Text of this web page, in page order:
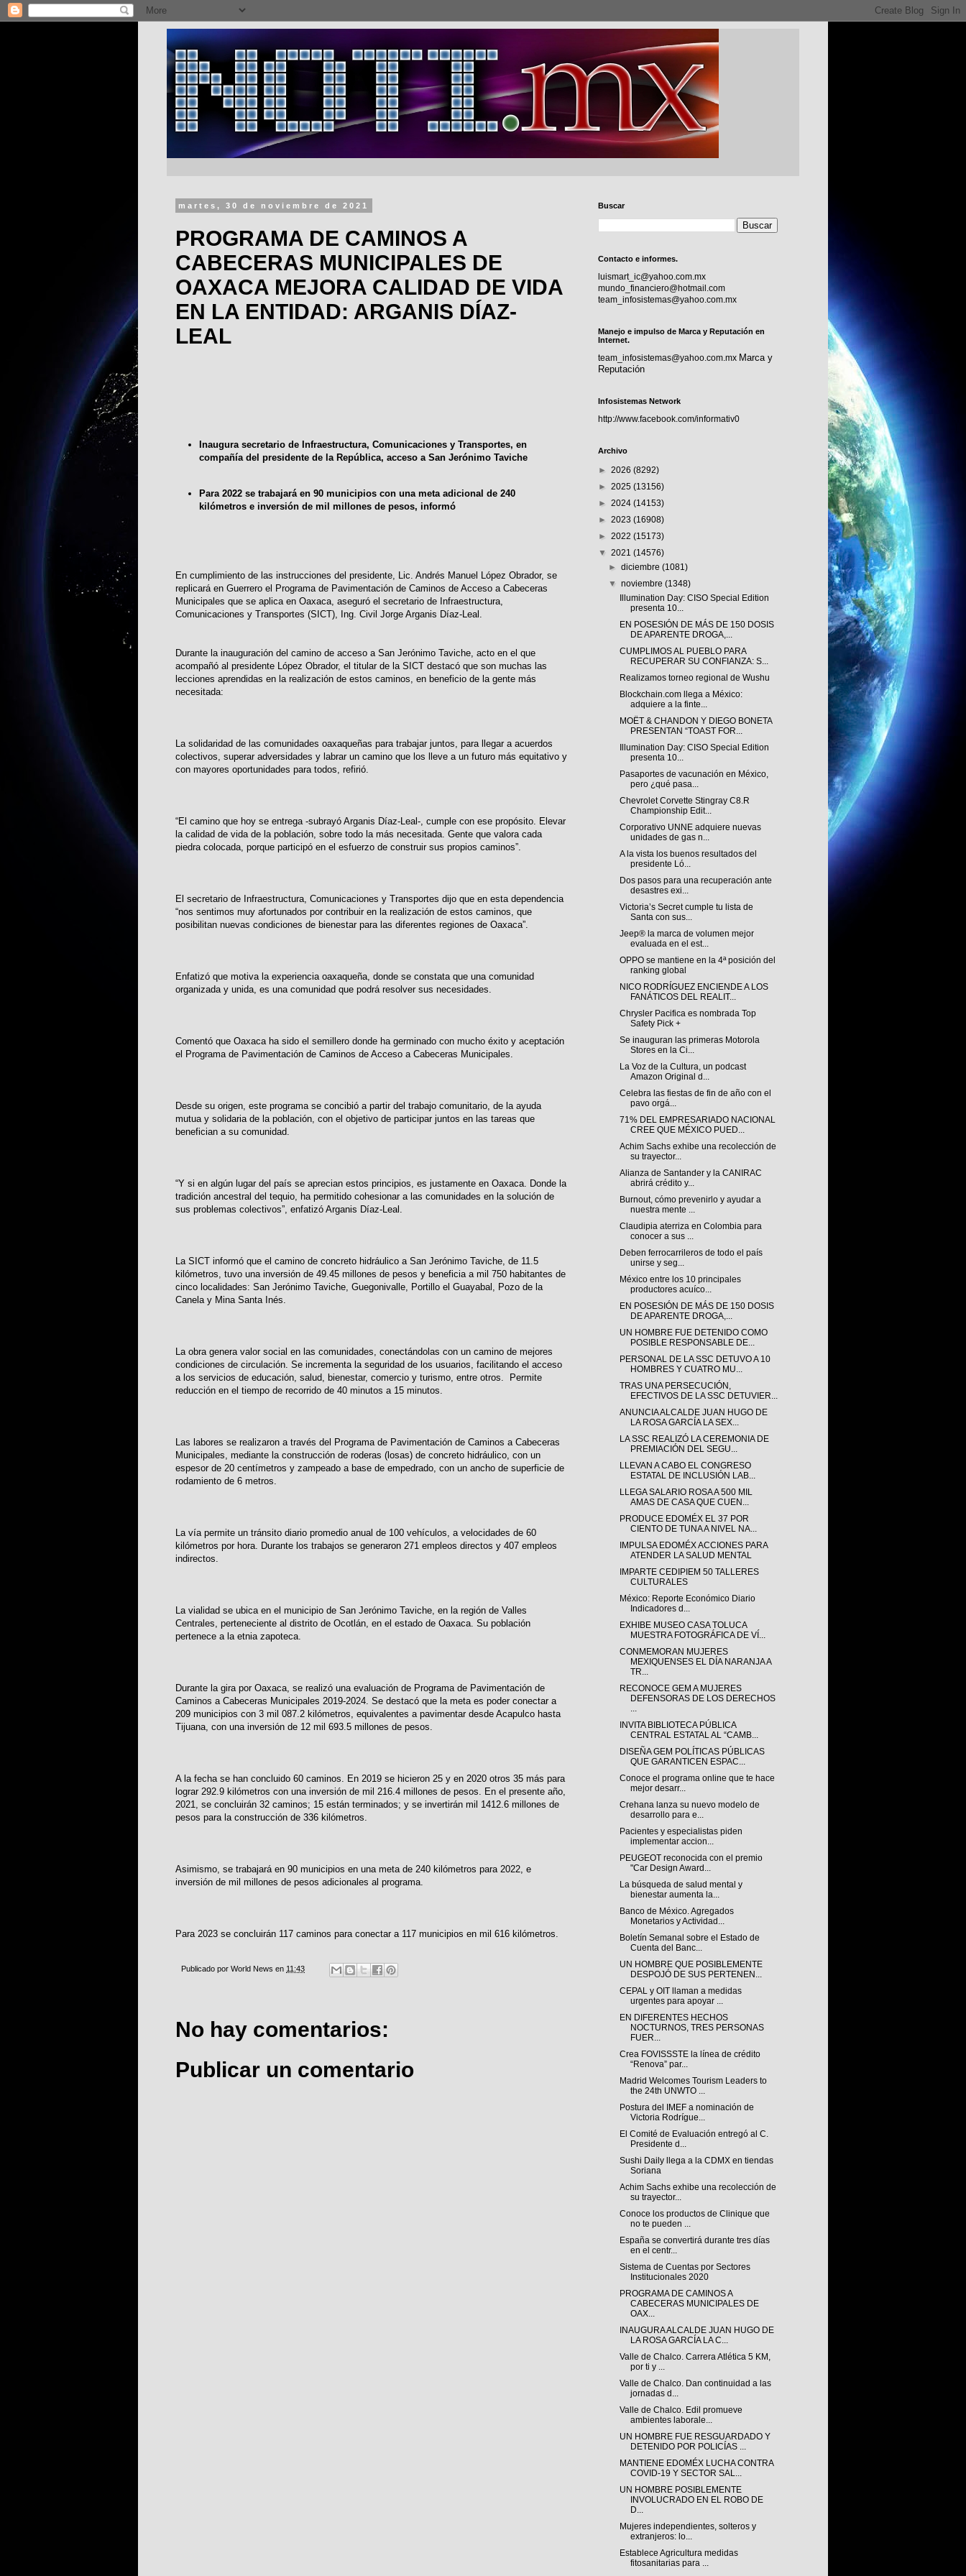
martes, 30 de noviembre de 2021
PROGRAMA DE CAMINOS A
CABECERAS MUNICIPALES DE
OAXACA MEJORA CALIDAD DE VIDA
EN LA ENTIDAD: ARGANIS DÍAZ-
LEAL
Inaugura secretario de Infraestructura, Comunicaciones y Transportes, en
compañía del presidente de la República, acceso a San Jerónimo Taviche
Para 2022 se trabajará en 90 municipios con una meta adicional de 240
kilómetros e inversión de mil millones de pesos, informó
En cumplimiento de las instrucciones del presidente, Lic. Andrés Manuel López Obrador, se
replicará en Guerrero el Programa de Pavimentación de Caminos de Acceso a Cabeceras
Municipales que se aplica en Oaxaca, aseguró el secretario de Infraestructura,
Comunicaciones y Transportes (SICT), Ing. Civil Jorge Arganis Díaz-Leal.
Durante la inauguración del camino de acceso a San Jerónimo Taviche, acto en el que
acompañó al presidente López Obrador, el titular de la SICT destacó que son muchas las
lecciones aprendidas en la realización de estos caminos, en beneficio de la gente más
necesitada:
La solidaridad de las comunidades oaxaqueñas para trabajar juntos, para llegar a acuerdos
colectivos, superar adversidades y labrar un camino que los lleve a un futuro más equitativo y
con mayores oportunidades para todos, refirió.
“El camino que hoy se entrega -subrayó Arganis Díaz-Leal-, cumple con ese propósito. Elevar
la calidad de vida de la población, sobre todo la más necesitada. Gente que valora cada
piedra colocada, porque participó en el esfuerzo de construir sus propios caminos”.
El secretario de Infraestructura, Comunicaciones y Transportes dijo que en esta dependencia
“nos sentimos muy afortunados por contribuir en la realización de estos caminos, que
posibilitan nuevas condiciones de bienestar para las diferentes regiones de Oaxaca”.
Enfatizó que motiva la experiencia oaxaqueña, donde se constata que una comunidad
organizada y unida, es una comunidad que podrá resolver sus necesidades.
Comentó que Oaxaca ha sido el semillero donde ha germinado con mucho éxito y aceptación
el Programa de Pavimentación de Caminos de Acceso a Cabeceras Municipales.
Desde su origen, este programa se concibió a partir del trabajo comunitario, de la ayuda
mutua y solidaria de la población, con el objetivo de participar juntos en las tareas que
benefician a su comunidad.
“Y si en algún lugar del país se aprecian estos principios, es justamente en Oaxaca. Donde la
tradición ancestral del tequio, ha permitido cohesionar a las comunidades en la solución de
sus problemas colectivos”, enfatizó Arganis Díaz-Leal.
La SICT informó que el camino de concreto hidráulico a San Jerónimo Taviche, de 11.5
kilómetros, tuvo una inversión de 49.45 millones de pesos y beneficia a mil 750 habitantes de
cinco localidades: San Jerónimo Taviche, Guegonivalle, Portillo el Guayabal, Pozo de la
Canela y Mina Santa Inés.
La obra genera valor social en las comunidades, conectándolas con un camino de mejores
condiciones de circulación. Se incrementa la seguridad de los usuarios, facilitando el acceso
a los servicios de educación, salud, bienestar, comercio y turismo, entre otros. Permite
reducción en el tiempo de recorrido de 40 minutos a 15 minutos.
Las labores se realizaron a través del Programa de Pavimentación de Caminos a Cabeceras
Municipales, mediante la construcción de roderas (losas) de concreto hidráulico, con un
espesor de 20 centímetros y zampeado a base de empedrado, con un ancho de superficie de
rodamiento de 6 metros.
La vía permite un tránsito diario promedio anual de 100 vehículos, a velocidades de 60
kilómetros por hora. Durante los trabajos se generaron 271 empleos directos y 407 empleos
indirectos.
La vialidad se ubica en el municipio de San Jerónimo Taviche, en la región de Valles
Centrales, perteneciente al distrito de Ocotlán, en el estado de Oaxaca. Su población
pertenece a la etnia zapoteca.
Durante la gira por Oaxaca, se realizó una evaluación de Programa de Pavimentación de
Caminos a Cabeceras Municipales 2019-2024. Se destacó que la meta es poder conectar a
209 municipios con 3 mil 087.2 kilómetros, equivalentes a pavimentar desde Acapulco hasta
Tijuana, con una inversión de 12 mil 693.5 millones de pesos.
A la fecha se han concluido 60 caminos. En 2019 se hicieron 25 y en 2020 otros 35 más para
lograr 292.9 kilómetros con una inversión de mil 216.4 millones de pesos. En el presente año,
2021, se concluirán 32 caminos; 15 están terminados; y se invertirán mil 1412.6 millones de
pesos para la construcción de 336 kilómetros.
Asimismo, se trabajará en 90 municipios en una meta de 240 kilómetros para 2022, e
inversión de mil millones de pesos adicionales al programa.
Para 2023 se concluirán 117 caminos para conectar a 117 municipios en mil 616 kilómetros.
Publicado por World News en 11:43
No hay comentarios:
Publicar un comentario
Buscar
Contacto e informes.
luismart_ic@yahoo.com.mx
mundo_financiero@hotmail.com
team_infosistemas@yahoo.com.mx
Manejo e impulso de Marca y Reputación en
Internet.
team_infosistemas@yahoo.com.mx Marca y
Reputación
Infosistemas Network
http://www.facebook.com/informativ0
Archivo
► 2026 (8292)
► 2025 (13156)
► 2024 (14153)
► 2023 (16908)
► 2022 (15173)
▼ 2021 (14576)
►diciembre(1081)
▼noviembre(1348)
Illumination Day: CISO Special Edition
presenta 10...
EN POSESIÓN DE MÁS DE 150 DOSIS
DE APARENTE DROGA,...
CUMPLIMOS AL PUEBLO PARA
RECUPERAR SU CONFIANZA: S...
Realizamos torneo regional de Wushu
Blockchain.com llega a México:
adquiere a la finte...
MOËT & CHANDON Y DIEGO BONETA
PRESENTAN “TOAST FOR...
Illumination Day: CISO Special Edition
presenta 10...
Pasaportes de vacunación en México,
pero ¿qué pasa...
Chevrolet Corvette Stingray C8.R
Championship Edit...
Corporativo UNNE adquiere nuevas
unidades de gas n...
A la vista los buenos resultados del
presidente Ló...
Dos pasos para una recuperación ante
desastres exi...
Victoria’s Secret cumple tu lista de
Santa con sus...
Jeep® la marca de volumen mejor
evaluada en el est...
OPPO se mantiene en la 4ª posición del
ranking global
NICO RODRÍGUEZ ENCIENDE A LOS
FANÁTICOS DEL REALIT...
Chrysler Pacifica es nombrada Top
Safety Pick +
Se inauguran las primeras Motorola
Stores en la Ci...
La Voz de la Cultura, un podcast
Amazon Original d...
Celebra las fiestas de fin de año con el
pavo orgá...
71% DEL EMPRESARIADO NACIONAL
CREE QUE MÉXICO PUED...
Achim Sachs exhibe una recolección de
su trayector...
Alianza de Santander y la CANIRAC
abrirá crédito y...
Burnout, cómo prevenirlo y ayudar a
nuestra mente ...
Claudipia aterriza en Colombia para
conocer a sus ...
Deben ferrocarrileros de todo el país
unirse y seg...
México entre los 10 principales
productores acuíco...
EN POSESIÓN DE MÁS DE 150 DOSIS
DE APARENTE DROGA,...
UN HOMBRE FUE DETENIDO COMO
POSIBLE RESPONSABLE DE...
PERSONAL DE LA SSC DETUVO A 10
HOMBRES Y CUATRO MU...
TRAS UNA PERSECUCIÓN,
EFECTIVOS DE LA SSC DETUVIER...
ANUNCIA ALCALDE JUAN HUGO DE
LA ROSA GARCÍA LA SEX...
LA SSC REALIZÓ LA CEREMONIA DE
PREMIACIÓN DEL SEGU...
LLEVAN A CABO EL CONGRESO
ESTATAL DE INCLUSIÓN LAB...
LLEGA SALARIO ROSA A 500 MIL
AMAS DE CASA QUE CUEN...
PRODUCE EDOMÉX EL 37 POR
CIENTO DE TUNA A NIVEL NA...
IMPULSA EDOMÉX ACCIONES PARA
ATENDER LA SALUD MENTAL
IMPARTE CEDIPIEM 50 TALLERES
CULTURALES
México: Reporte Económico Diario
Indicadores d...
EXHIBE MUSEO CASA TOLUCA
MUESTRA FOTOGRÁFICA DE VÍ...
CONMEMORAN MUJERES
MEXIQUENSES EL DÍA NARANJA A
TR...
RECONOCE GEM A MUJERES
DEFENSORAS DE LOS DERECHOS
...
INVITA BIBLIOTECA PÚBLICA
CENTRAL ESTATAL AL “CAMB...
DISEÑA GEM POLÍTICAS PÚBLICAS
QUE GARANTICEN ESPAC...
Conoce el programa online que te hace
mejor desarr...
Crehana lanza su nuevo modelo de
desarrollo para e...
Pacientes y especialistas piden
implementar accion...
PEUGEOT reconocida con el premio
"Car Design Award...
La búsqueda de salud mental y
bienestar aumenta la...
Banco de México. Agregados
Monetarios y Actividad...
Boletín Semanal sobre el Estado de
Cuenta del Banc...
UN HOMBRE QUE POSIBLEMENTE
DESPOJÓ DE SUS PERTENEN...
CEPAL y OIT llaman a medidas
urgentes para apoyar ...
EN DIFERENTES HECHOS
NOCTURNOS, TRES PERSONAS
FUER...
Crea FOVISSSTE la línea de crédito
“Renova” par...
Madrid Welcomes Tourism Leaders to
the 24th UNWTO ...
Postura del IMEF a nominación de
Victoria Rodrígue...
El Comité de Evaluación entregó al C.
Presidente d...
Sushi Daily llega a la CDMX en tiendas
Soriana
Achim Sachs exhibe una recolección de
su trayector...
Conoce los productos de Clinique que
no te pueden ...
España se convertirá durante tres días
en el centr...
Sistema de Cuentas por Sectores
Institucionales 2020
PROGRAMA DE CAMINOS A
CABECERAS MUNICIPALES DE
OAX...
INAUGURA ALCALDE JUAN HUGO DE
LA ROSA GARCÍA LA C...
Valle de Chalco. Carrera Atlética 5 KM,
por ti y ...
Valle de Chalco. Dan continuidad a las
jornadas d...
Valle de Chalco. Edil promueve
ambientes laborale...
UN HOMBRE FUE RESGUARDADO Y
DETENIDO POR POLICÍAS ...
MANTIENE EDOMÉX LUCHA CONTRA
COVID-19 Y SECTOR SAL...
UN HOMBRE POSIBLEMENTE
INVOLUCRADO EN EL ROBO DE
D...
Mujeres independientes, solteros y
extranjeros: lo...
Establece Agricultura medidas
fitosanitarias para ...